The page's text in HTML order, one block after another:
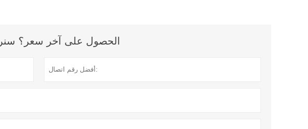
الحصول على آخر سعر؟ سنرد